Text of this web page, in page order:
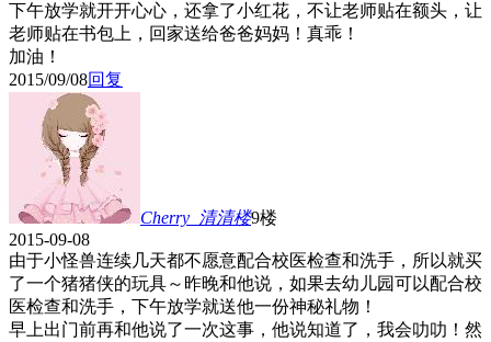
下午放学就开开心心，还拿了小红花，不让老师贴在额头，让
老师贴在书包上，回家送给爸爸妈妈！真乖！
加油！
2015/09/08回复
Cherry_清清楼9楼
2015-09-08
由于小怪兽连续几天都不愿意配合校医检查和洗手，所以就买
了一个猪猪侠的玩具～昨晚和他说，如果去幼儿园可以配合校
医检查和洗手，下午放学就送他一份神秘礼物！
早上出门前再和他说了一次这事，他说知道了，我会叻叻！然